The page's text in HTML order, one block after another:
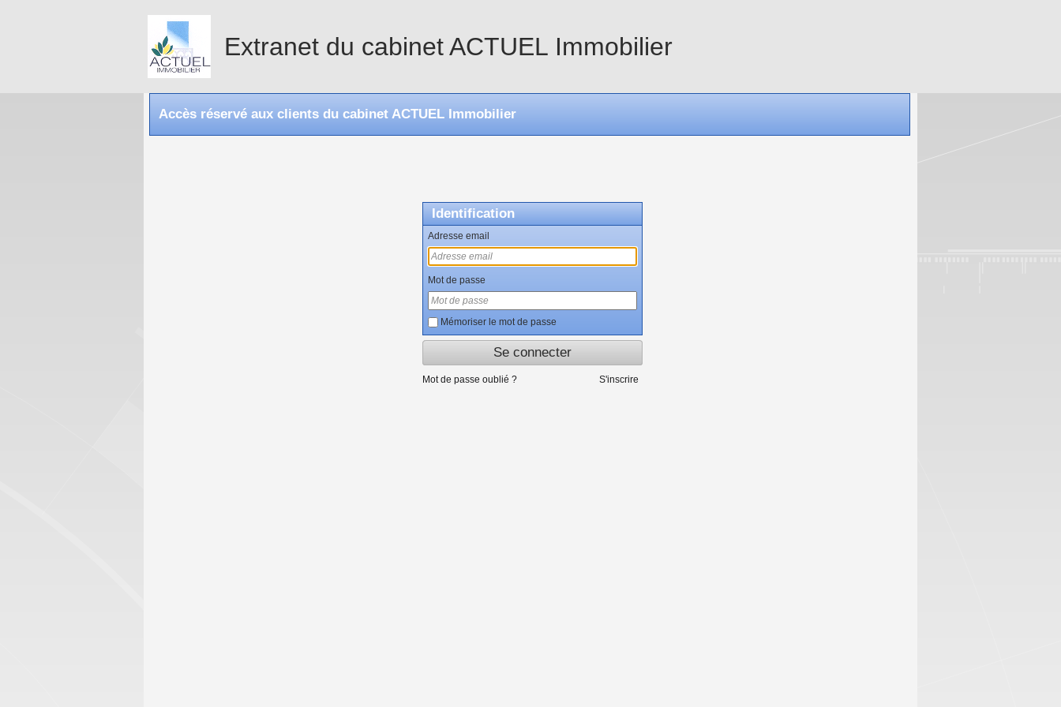
Extranet du cabinet ACTUEL Immobilier
Accès réservé aux clients du cabinet ACTUEL Immobilier
Identification
Se connecter
Mot de passe
Adresse email
Mot de passe oublié ? S'inscrire
Mémoriser le mot de passe